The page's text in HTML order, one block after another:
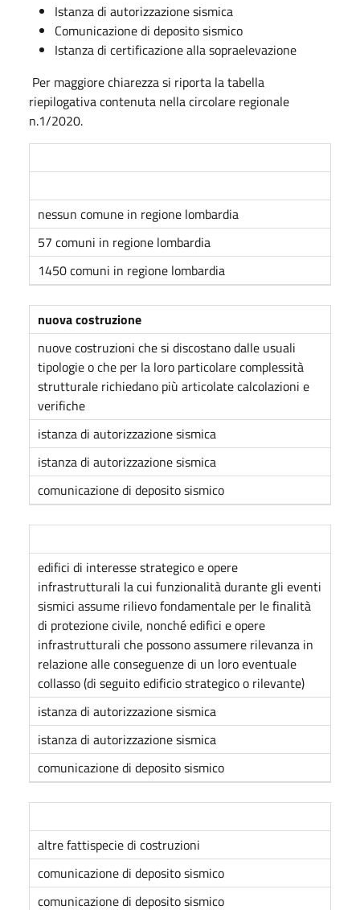
Istanza di autorizzazione sismica
Comunicazione di deposito sismico
Istanza di certificazione alla sopraelevazione
Per maggiore chiarezza si riporta la tabella
riepilogativa contenuta nella circolare regionale
n.1/2020.
nessun comune in regione lombardia
57 comuni in regione lombardia
1450 comuni in regione lombardia
nuova costruzione
nuove costruzioni che si discostano dalle usuali
tipologie o che per la loro particolare complessità
strutturale richiedano più articolate calcolazioni e
verifiche
istanza di autorizzazione sismica
istanza di autorizzazione sismica
comunicazione di deposito sismico
edifici di interesse strategico e opere
infrastrutturali la cui funzionalità durante gli eventi
sismici assume rilievo fondamentale per le finalità
di protezione civile, nonché edifici e opere
infrastrutturali che possono assumere rilevanza in
relazione alle conseguenze di un loro eventuale
collasso (di seguito edificio strategico o rilevante)
istanza di autorizzazione sismica
istanza di autorizzazione sismica
comunicazione di deposito sismico
altre fattispecie di costruzioni
comunicazione di deposito sismico
comunicazione di deposito sismico